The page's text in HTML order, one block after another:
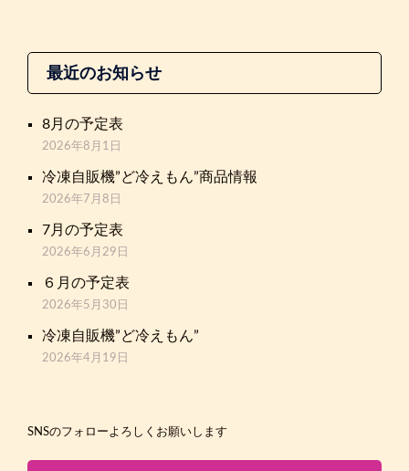
最近のお知らせ
8月の予定表
2026年8月1日
冷凍自販機”ど冷えもん”商品情報
2026年7月8日
7月の予定表
2026年6月29日
６月の予定表
2026年5月30日
冷凍自販機”ど冷えもん”
2026年4月19日
SNSのフォローよろしくお願いします